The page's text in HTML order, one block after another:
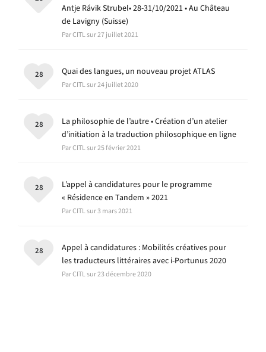
Antje Rávik Strubel• 28-31/10/2021 • Au Château
de Lavigny (Suisse)
Par CITL sur 27 juillet 2021
Quai des langues, un nouveau projet ATLAS
Par CITL sur 24 juillet 2020
28
La philosophie de l’autre • Création d’un atelier
d’initiation à la traduction philosophique en ligne
Par CITL sur 25 février 2021
28
L’appel à candidatures pour le programme
« Résidence en Tandem » 2021
Par CITL sur 3 mars 2021
28
Appel à candidatures : Mobilités créatives pour
les traducteurs littéraires avec i-Portunus 2020
Par CITL sur 23 décembre 2020
28